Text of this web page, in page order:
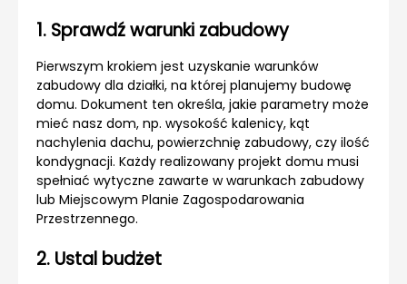
1. Sprawdź warunki zabudowy
Pierwszym krokiem jest uzyskanie warunków
zabudowy dla działki, na której planujemy budowę
domu. Dokument ten określa, jakie parametry może
mieć nasz dom, np. wysokość kalenicy, kąt
nachylenia dachu, powierzchnię zabudowy, czy ilość
kondygnacji. Każdy realizowany projekt domu musi
spełniać wytyczne zawarte w warunkach zabudowy
lub Miejscowym Planie Zagospodarowania
Przestrzennego.
2. Ustal budżet